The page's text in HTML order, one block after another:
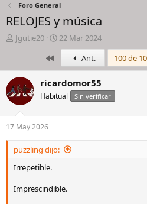
Foro General
RELOJES y música
I
c
i
a
o
r
d
e
l
h
l
Jgutie20
F
e
h
a
e
i
c
i
22 Mar 2024
PrimeroAnt. 100 de
ricardomor55
Habitual Sin verificar
17 May 2026
puzzling dijo:
Irrepetible.
Imprescindible.